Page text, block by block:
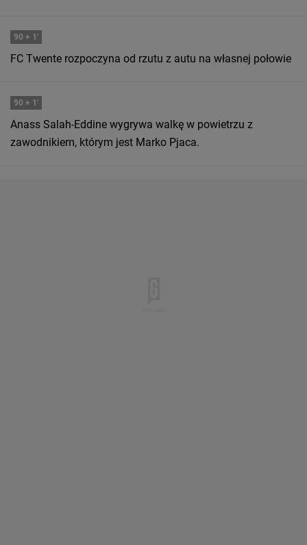
90 + 1'
FC Twente rozpoczyna od rzutu z autu na własnej połowie
90 + 1'
Anass Salah-Eddine wygrywa walkę w powietrzu z
zawodnikiem, którym jest Marko Pjaca.